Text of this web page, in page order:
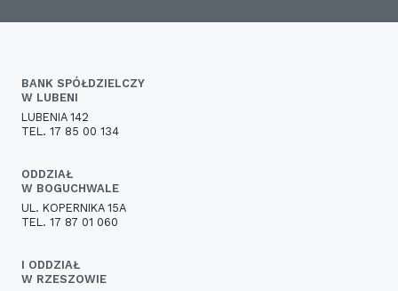
BANK SPÓŁDZIELCZY
W LUBENI
LUBENIA 142
TEL. 17 85 00 134
ODDZIAŁ
W BOGUCHWALE
UL. KOPERNIKA 15A
TEL. 17 87 01 060
I ODDZIAŁ
W RZESZOWIE